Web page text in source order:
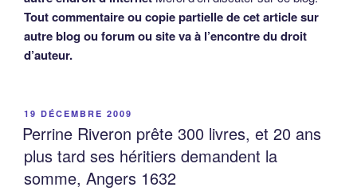
Tout commentaire ou copie partielle de cet article sur
autre blog ou forum ou site va à l’encontre du droit
d’auteur.
PUBLIÉ
LE
19 DÉCEMBRE 2009
Perrine Riveron prête 300 livres, et 20 ans
plus tard ses héritiers demandent la
somme, Angers 1632